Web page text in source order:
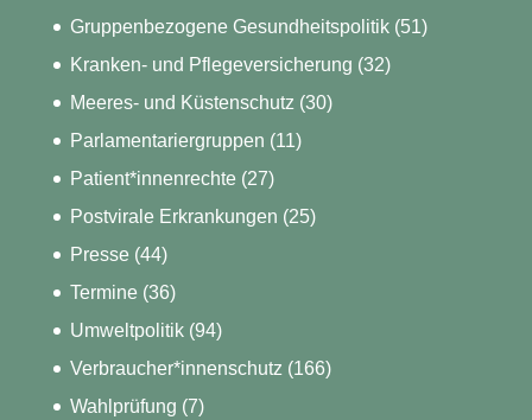
Gruppenbezogene Gesundheitspolitik(51)
Kranken- und Pflegeversicherung (32)
Meeres- und Küstenschutz (30)
Parlamentariergruppen (11)
Patient*innenrechte(27)
Postvirale Erkrankungen (25)
Presse(44)
Termine(36)
Umweltpolitik(94)
Verbraucher*innenschutz (166)
Wahlprüfung (7)